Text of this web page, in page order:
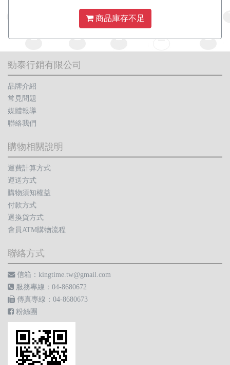
商品庫存不足
勁泰行銷有限公司
品牌介紹
常見問題
媒體報導
聯絡我們
購物相關說明
運費計算方式
運送方式
購物須知權益
付款方式
退換貨方式
會員ATM購物流程
聯絡方式
信箱：kingtime.tw@gmail.com
服務專線：04-8680672
傳真專線：04-8680673
粉絲團